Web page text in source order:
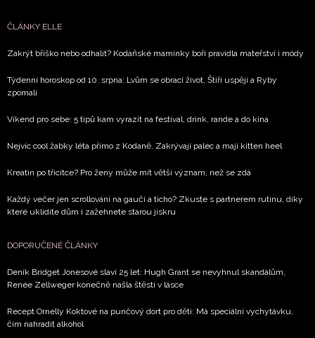
ČLÁNKY ELLE
Zakrýt bříško nebo odhalit? Kodaňské maminky boří pravidla mateřství i módy
Týdenní horoskop od 10. srpna: Lvům se obrací život, Štíři uspějí a Ryby
zpomalí
Víkend pro sebe: 5 tipů kam vyrazit na festival, drink, rande a do kina
Nejvíc cool žabky léta přímo z Kodaně. Zakrývají palec a mají kitten heel
Kreatin po třicítce? Pro ženy může mít větší význam, než se zdá
Každý večer jen scrollování na gauči a ticho? Zkuste s partnerem rutinu, díky
které uklidíte dům i zažehnete starou jiskru
DOPORUČENÉ ČLÁNKY
Deník Bridget Jonesové slaví 25 let: Hugh Grant se nevyhnul skandálům,
Renée Zellweger konečně našla štěstí v lásce
Recept Ornelly Koktové na punčový dort pro děti: Má speciální vychytávku,
čím nahradit alkohol